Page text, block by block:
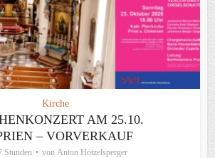
Kirche
AM 25.10.
– VORVERKAUF
Stunden von Anton Hötzelsperger